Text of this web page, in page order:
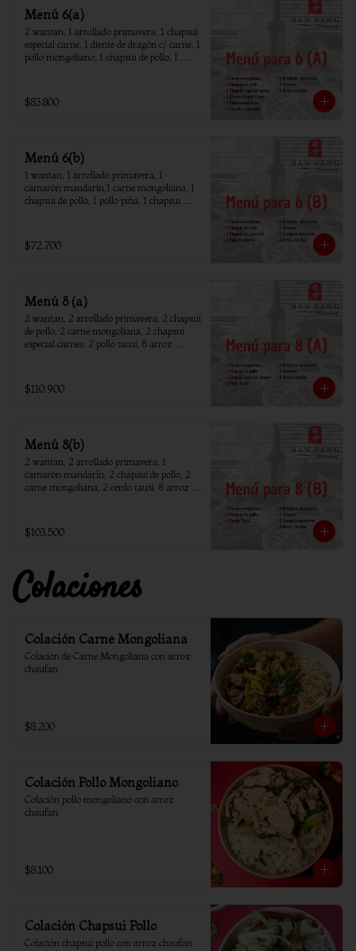
Menú 6(a)
2 wantan, 1 arrollado primavera, 1 chapsui
especial carne, 1 diente de dragón c/ carne, 1
pollo mongoliano, 1 chapsui de pollo, 1
$83.800
Menú 6(b)
1 wantan, 1 arrollado primavera, 1
camarón mandarín,1 carne mongoliana, 1
chapsui de pollo, 1 pollo piña, 1 chapsui
$72.700
Menú 8 (a)
2 wantan, 2 arrollado primavera, 2 chapsui
de pollo, 2 carne mongoliana, 2 chapsui
especial carnes, 2 pollo tausi, 8 arroz
$110.900
Menú 8(b)
2 wantan, 2 arrollado primavera, 1
camarón mandarín, 2 chapsui de pollo, 2
carne mongoliana, 2 cerdo tausi, 8 arroz
$103.500
Colaciones
Colación Carne Mongoliana
Colación de Carne Mongoliana con arroz
chaufan
$8.200
Colación Pollo Mongoliano
Colación pollo mongoliano con arroz
chaufan
$8.100
Colación Chapsui Pollo
Colación chapsui pollo con arroz chaufan